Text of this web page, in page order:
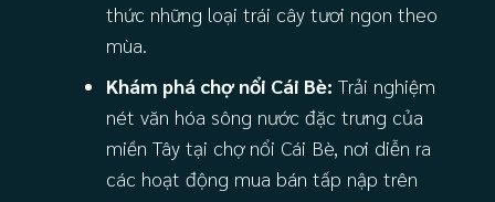
thức những loại trái cây tươi ngon theo
mùa.
Khám phá chợ nổi Cái Bè: Trải nghiệm
nét văn hóa sông nước đặc trưng của
miền Tây tại chợ nổi Cái Bè, nơi diễn ra
các hoạt động mua bán tấp nập trên